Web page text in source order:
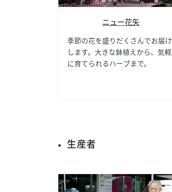
ニュー花矢
季節の花を盛りだくさんでお届け
します。大きな鉢植えから、気軽
に育てられるハーブまで。
生産者